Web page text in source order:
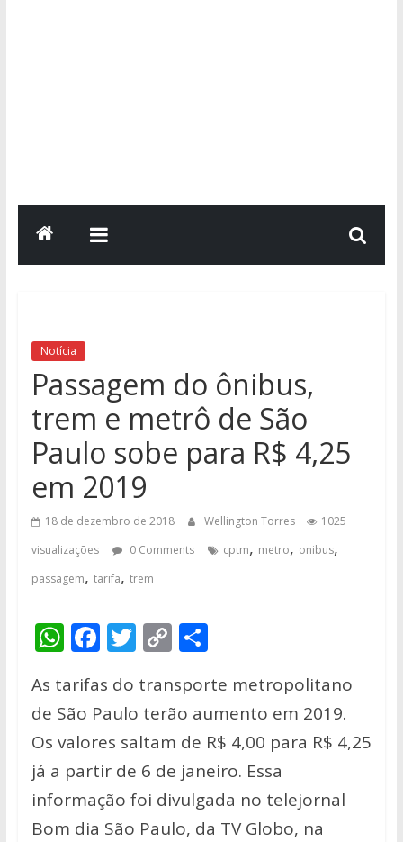
Notícia
Passagem do ônibus,
trem e metrô de São
Paulo sobe para R$ 4,25
em 2019
18 de dezembro de 2018 Wellington Torres
1025
visualizações
0 Comments cptm, metro, onibus,
passagem, tarifa, trem
W
at
s
A
p
p
F
e
b
o
o
k
T
itt
er
C
p
y
Li
n
k
S
ar
e
As tarifas do transporte metropolitano
de São Paulo terão aumento em 2019.
Os valores saltam de R$ 4,00 para R$ 4,25
já a partir de 6 de janeiro. Essa
informação foi divulgada no telejornal
Bom dia São Paulo, da TV Globo, na